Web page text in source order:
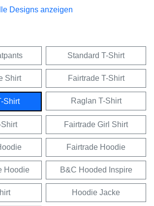
Designs anzeigen
Standard T-Shirt
Shirt Fairtrade T-Shirt
Shirt Raglan T-Shirt
Fairtrade Girl Shirt
Fairtrade Hoodie
Hoodie B&C Hooded Inspire
Hoodie Jacke